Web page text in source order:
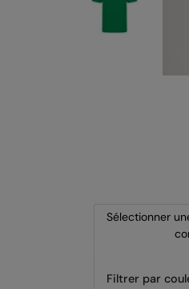
Sélectionner
Filtrer par